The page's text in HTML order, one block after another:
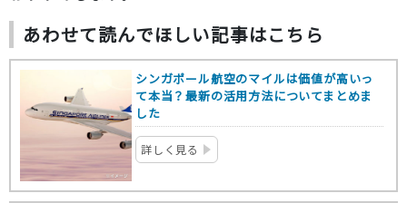
あわせて読んでほしい記事はこちら
シンガポール航空のマイルは価値が高いっ
て本当？最新の活用方法についてまとめま
した
詳しく見る